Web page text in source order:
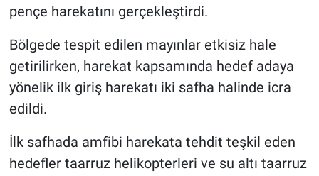
pençe harekatını gerçekleştirdi.
Bölgede tespit edilen mayınlar etkisiz hale
getirilirken, harekat kapsamında hedef adaya
yönelik ilk giriş harekatı iki safha halinde icra
edildi.
İlk safhada amfibi harekata tehdit teşkil eden
hedefler taarruz helikopterleri ve su altı taarruz